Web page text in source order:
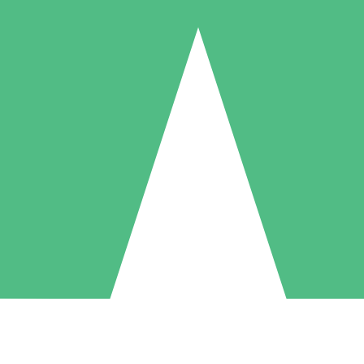
Individuele Creditpakketten
per gebruik met downloadtegoeden. Geen maandelijkse verplichting
5 Downloaden
US$